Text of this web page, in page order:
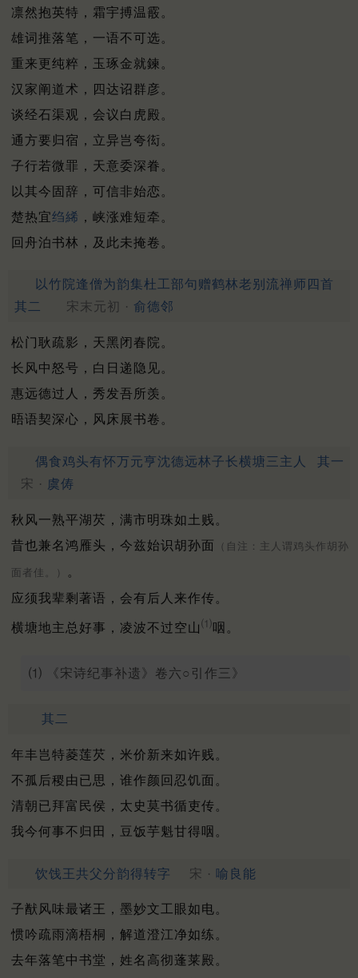
凛然抱英特，霜宇搏温霰。
雄词推落笔，一语不可选。
重来更纯粹，玉琢金就鍊。
汉家阐道术，四达诏群彦。
谈经石渠观，会议白虎殿。
通方要归宿，立异岂夸衒。
子行若微罪，天意委深眷。
以其今固辞，可信非始恋。
楚热宜绉絺 ，峡涨难短牵。
回舟泊书林，及此未掩卷。
以竹院逢僧为韵集杜工部句赠鹤林老别流禅师四首
其二
宋末元初 · 俞德邻
松门耿疏影，天黑闭春院。
长风中怒号，白日递隐见。
惠远德过人，秀发吾所羡。
晤语契深心，风床展书卷。
偶食鸡头有怀万元亨沈德远林子长横塘三主人
其一
宋 · 虞俦
秋风一熟平湖芡，满市明珠如土贱。
昔也兼名鸿雁头，今兹始识胡孙面
（自注：主人谓鸡头作胡孙
面者佳。）
。
应须我辈剩著语，会有后人来作传。
横塘地主总好事，凌波不过空山 ⑴ 咽。
⑴ 《宋诗纪事补遗》卷六○引作三》
其二
年丰岂特菱莲芡，米价新来如许贱。
不孤后稷由已思，谁作颜回忍饥面。
清朝已拜富民侯，太史莫书循吏传。
我今何事不归田，豆饭芋魁甘得咽。
饮饯王共父分韵得转字 宋 · 喻良能
子猷风味最诸王，墨妙文工眼如电。
惯吟疏雨滴梧桐，解道澄江净如练。
去年落笔中书堂，姓名高彻蓬莱殿。